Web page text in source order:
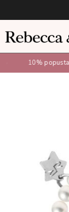
10% popusta